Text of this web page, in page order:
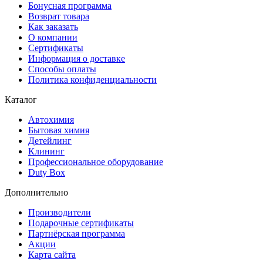
Бонусная программа
Возврат товара
Как заказать
О компании
Сертификаты
Информация о доставке
Способы оплаты
Политика конфиденциальности
Каталог
Автохимия
Бытовая химия
Детейлинг
Клининг
Профессиональное оборудование
Duty Box
Дополнительно
Производители
Подарочные сертификаты
Партнёрская программа
Акции
Карта сайта